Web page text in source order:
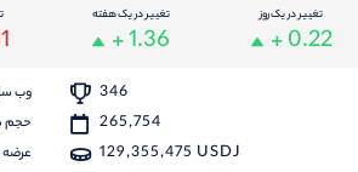
تغییر در یک روز
+ 0.22
تغییر در یک هفته
+ 1.36
346 وب
265,754 حجم
129,355,475 USDJ